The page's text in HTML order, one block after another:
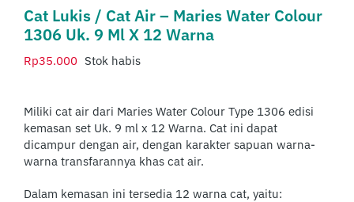
Cat Lukis / Cat Air – Maries Water Colour
1306 Uk. 9 Ml X 12 Warna
Rp35.000 Stok habis
Miliki cat air dari Maries Water Colour Type 1306 edisi
kemasan set Uk. 9 ml x 12 Warna. Cat ini dapat
dicampur dengan air, dengan karakter sapuan warna-
warna transfarannya khas cat air.
Dalam kemasan ini tersedia 12 warna cat, yaitu: